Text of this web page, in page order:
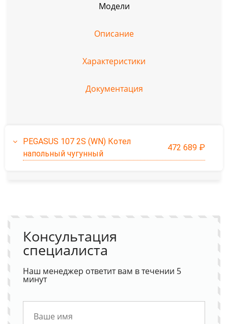
Модели
Описание
Характеристики
Документация
PEGASUS 107 2S (WN) Котел
напольный чугунный
472 689 ₽
Консультация
специалиста
Наш менеджер ответит вам в течении 5
минут